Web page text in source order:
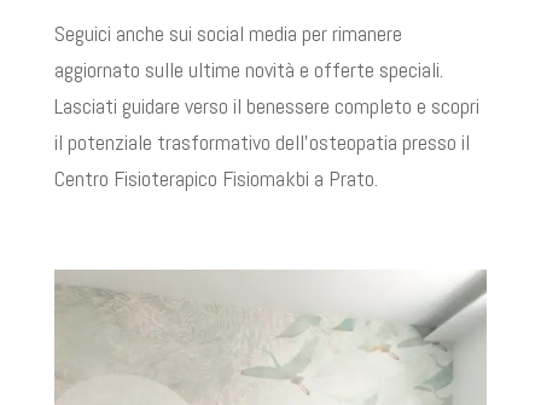
Seguici anche sui social media per rimanere
aggiornato sulle ultime novità e offerte speciali.
Lasciati guidare verso il benessere completo e scopri
il potenziale trasformativo dell’osteopatia presso il
Centro Fisioterapico Fisiomakbi a Prato.